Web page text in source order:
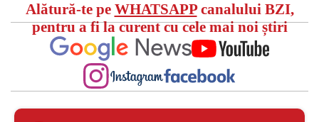
Alătură-te pe WHATSAPPcanalului BZI,
pentru a fi la curent cu cele mai noi știri